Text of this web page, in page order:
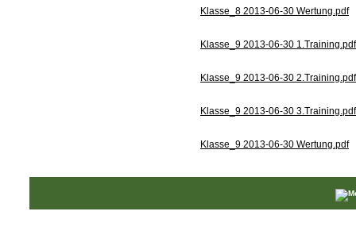
Klasse_8 2013-06-30 Wertung.pdf
Klasse_9 2013-06-30 1.Training.pdf
Klasse_9 2013-06-30 2.Training.pdf
Klasse_9 2013-06-30 3.Training.pdf
Klasse_9 2013-06-30 Wertung.pdf